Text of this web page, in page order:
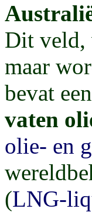
Dit veld,
maar
bevat
vaten
olie- en
(LNG-